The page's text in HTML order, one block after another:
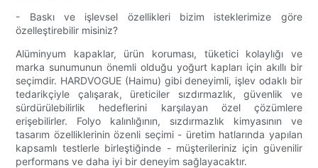
- Baskı ve işlevsel özellikleri bizim isteklerimize göre
özelleştirebilir misiniz?
Alüminyum kapaklar, ürün koruması, tüketici kolaylığı ve
marka sunumunun önemli olduğu yoğurt kapları için akıllı bir
seçimdir. HARDVOGUE (Haimu) gibi deneyimli, işlev odaklı bir
tedarikçiyle çalışarak, üreticiler sızdırmazlık, güvenlik ve
sürdürülebilirlik hedeflerini karşılayan özel çözümlere
erişebilirler. Folyo kalınlığının, sızdırmazlık kimyasının ve
tasarım özelliklerinin özenli seçimi - üretim hatlarında yapılan
kapsamlı testlerle birleştiğinde - müşterileriniz için güvenilir
performans ve daha iyi bir deneyim sağlayacaktır.